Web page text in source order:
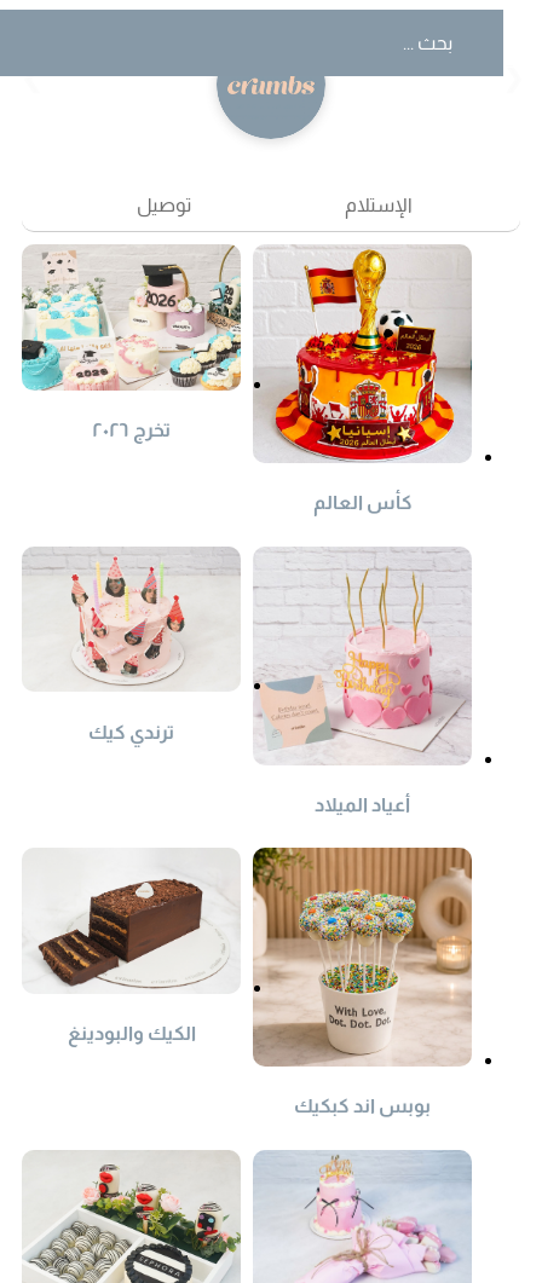
❮
الإستلام توصيل
كأس العالم
تخرج ٢٠٢٦
أعياد الميلاد
ترندي كيك
بوبس اند كبكيك
الكيك والبودينغ